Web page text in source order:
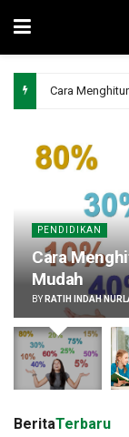
PENDIDIKAN
Cara
Mudah
BY RATIH INDAH
BeritaTerbaru